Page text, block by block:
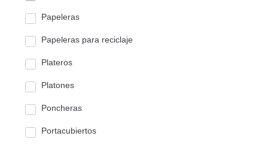
Papeleras
Papeleras para reciclaje
Plateros
Platones
Poncheras
Portacubiertos